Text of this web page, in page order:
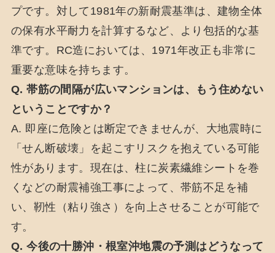
プです。対して1981年の新耐震基準は、建物全体
の保有水平耐力を計算するなど、より包括的な基
準です。RC造においては、1971年改正も非常に
重要な意味を持ちます。
Q. 帯筋の間隔が広いマンションは、もう住めない
ということですか？
A. 即座に危険とは断定できませんが、大地震時に
「せん断破壊」を起こすリスクを抱えている可能
性があります。現在は、柱に炭素繊維シートを巻
くなどの耐震補強工事によって、帯筋不足を補
い、靭性（粘り強さ）を向上させることが可能で
す。
Q. 今後の十勝沖・根室沖地震の予測はどうなって